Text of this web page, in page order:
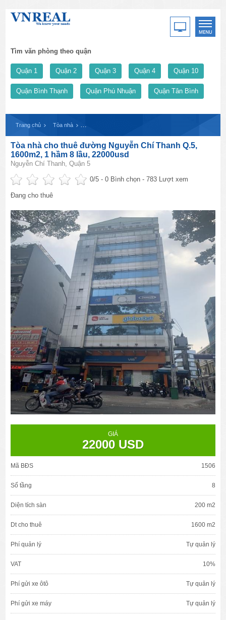
Tìm văn phòng theo quận
Quận 1 Quận 2 Quận 3 Quận 4 Quận 10
Quận Bình Thạnh Quận Phú Nhuận Quận Tân Bình
Trang chủ Tòa nhà
Tòa nhà cho thuê đường Nguyễn Chí Thanh Q.5,
1600m2, 1 hầm 8 lầu, 22000usd
Nguyễn Chí Thanh, Quận 5
0/5 -0 Bình chọn - 783 Lượt xem
Đang cho thuê
GIÁ
22000 USD
Mã BĐS 1506
Số tầng 8
Diện tích sàn 200 m2
Dt cho thuê 1600 m2
Phí quản lý Tự quản lý
VAT 10%
Phí gửi xe ôtô Tự quản lý
Phí gửi xe máy Tự quản lý